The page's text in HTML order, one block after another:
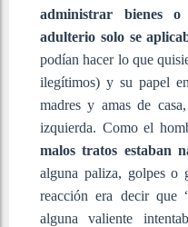
administrar bienes o
adulterio solo se
podían hacer lo que
ilegítimos) y su papel
madres y amas de
izquierda. Como el
malos tratos estaban
alguna paliza, golpes o
reacción era decir que
alguna valiente